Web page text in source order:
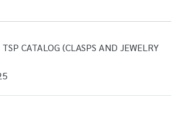
CATALOG (CLASPS AND JEWELRY